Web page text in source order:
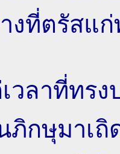
งที่ตรัสแ
วลาที่ทรง
ภิกษุมาเ